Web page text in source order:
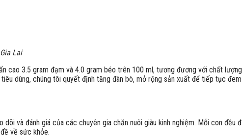
Lai
cao 3.5 gram đạm và 4.0 gram béo trên 100 ml, tương đương với chất
dùng, chúng tôi quyết định tăng đàn bò, mở rộng sản xuất để tiếp tục
và đánh giá của các chuyên gia chăn nuôi giàu kinh nghiệm. Mỗi con đều
về sức khỏe.